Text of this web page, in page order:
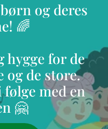
og deres
🌈
hygge for de
og de store.
følge med en
🤗